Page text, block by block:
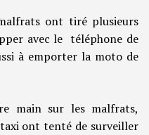
ont tiré plusieurs
avec le téléphone de
à emporter la moto de
main sur les malfrats,
ont tenté de surveiller